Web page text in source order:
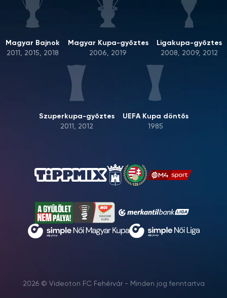
Magyar Bajnok
2011, 2015, 2018
Magyar Kupa-győztes
2006, 2019
Ligakupa-győztes
2008, 2009, 2012
Szuperkupa-győztes
2011, 2012
UEFA Kupa döntős
1985
2026 © Videoton FC Fehérvár - Minden jog fenntartva